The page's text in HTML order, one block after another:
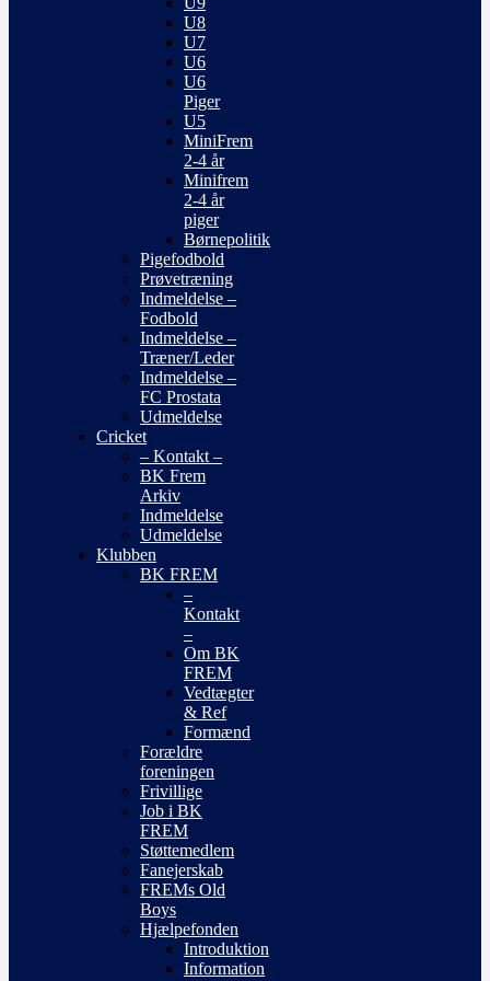
U8
U7
U6
U6
Piger
U5
MiniFrem
2-4 år
Minifrem
2-4 år
piger
Børnepolitik
Pigefodbold
Prøvetræning
Indmeldelse –
Fodbold
Indmeldelse –
Træner/Leder
Indmeldelse –
FC Prostata
Udmeldelse
Cricket
– Kontakt –
BK Frem
Arkiv
Indmeldelse
Udmeldelse
Klubben
BK FREM
–
Kontakt
–
Om BK
FREM
Vedtægter
& Ref
Formænd
Forældre
foreningen
Frivillige
Job i BK
FREM
Støttemedlem
Fanejerskab
FREMs Old
Boys
Hjælpefonden
Introduktion
Information